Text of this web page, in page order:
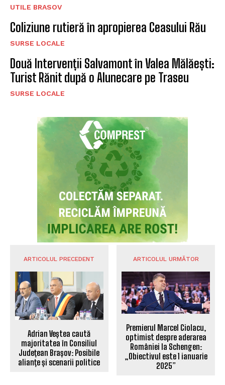
UTILE BRASOV
Coliziune rutieră în apropierea Ceasului Rău
SURSE LOCALE
Două Intervenții Salvamont în Valea Mălăești:
Turist Rănit după o Alunecare pe Traseu
SURSE LOCALE
ARTICOLUL PRECEDENT
Adrian Veștea caută
majoritatea în Consiliul
Județean Brașov: Posibile
alianțe și scenarii politice
ARTICOLUL URMĂTOR
Premierul Marcel Ciolacu,
optimist despre aderarea
României la Schengen:
„Obiectivul este 1 ianuarie
2025”